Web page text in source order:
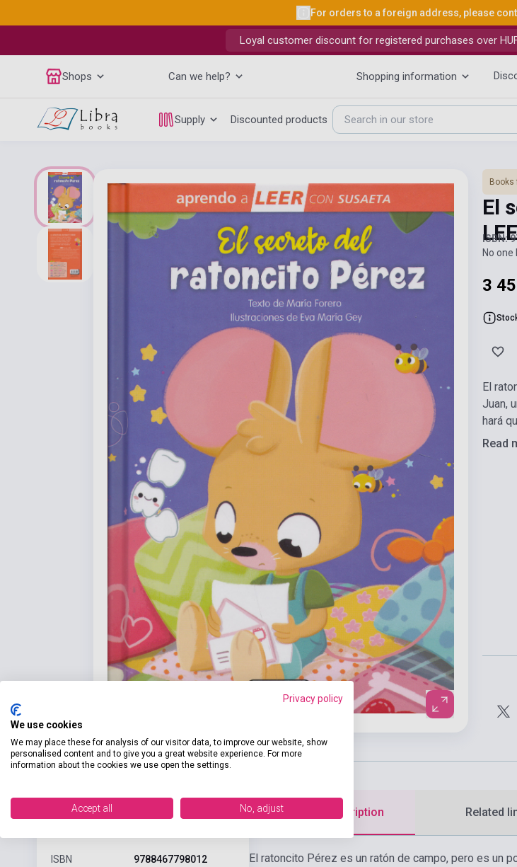
For orders to a foreign address, please
Loyal customer discount for registered purchases over
Shops Can we help? Shopping information
Supply Discounted products
Books
El
ISBN:
No
3
El
Juan,
hará
Read
product.attributes
ISBN 9788467798012
Detailed description Related
El ratoncito Pérez es un ratón de campo, pero es un
Privacy policy
We use cookies
We may place these for analysis of our visitor data, to improve our website, show
personalised content and to give you a great website experience. For more
information about the cookies we use open the settings.
Accept all No, adjust